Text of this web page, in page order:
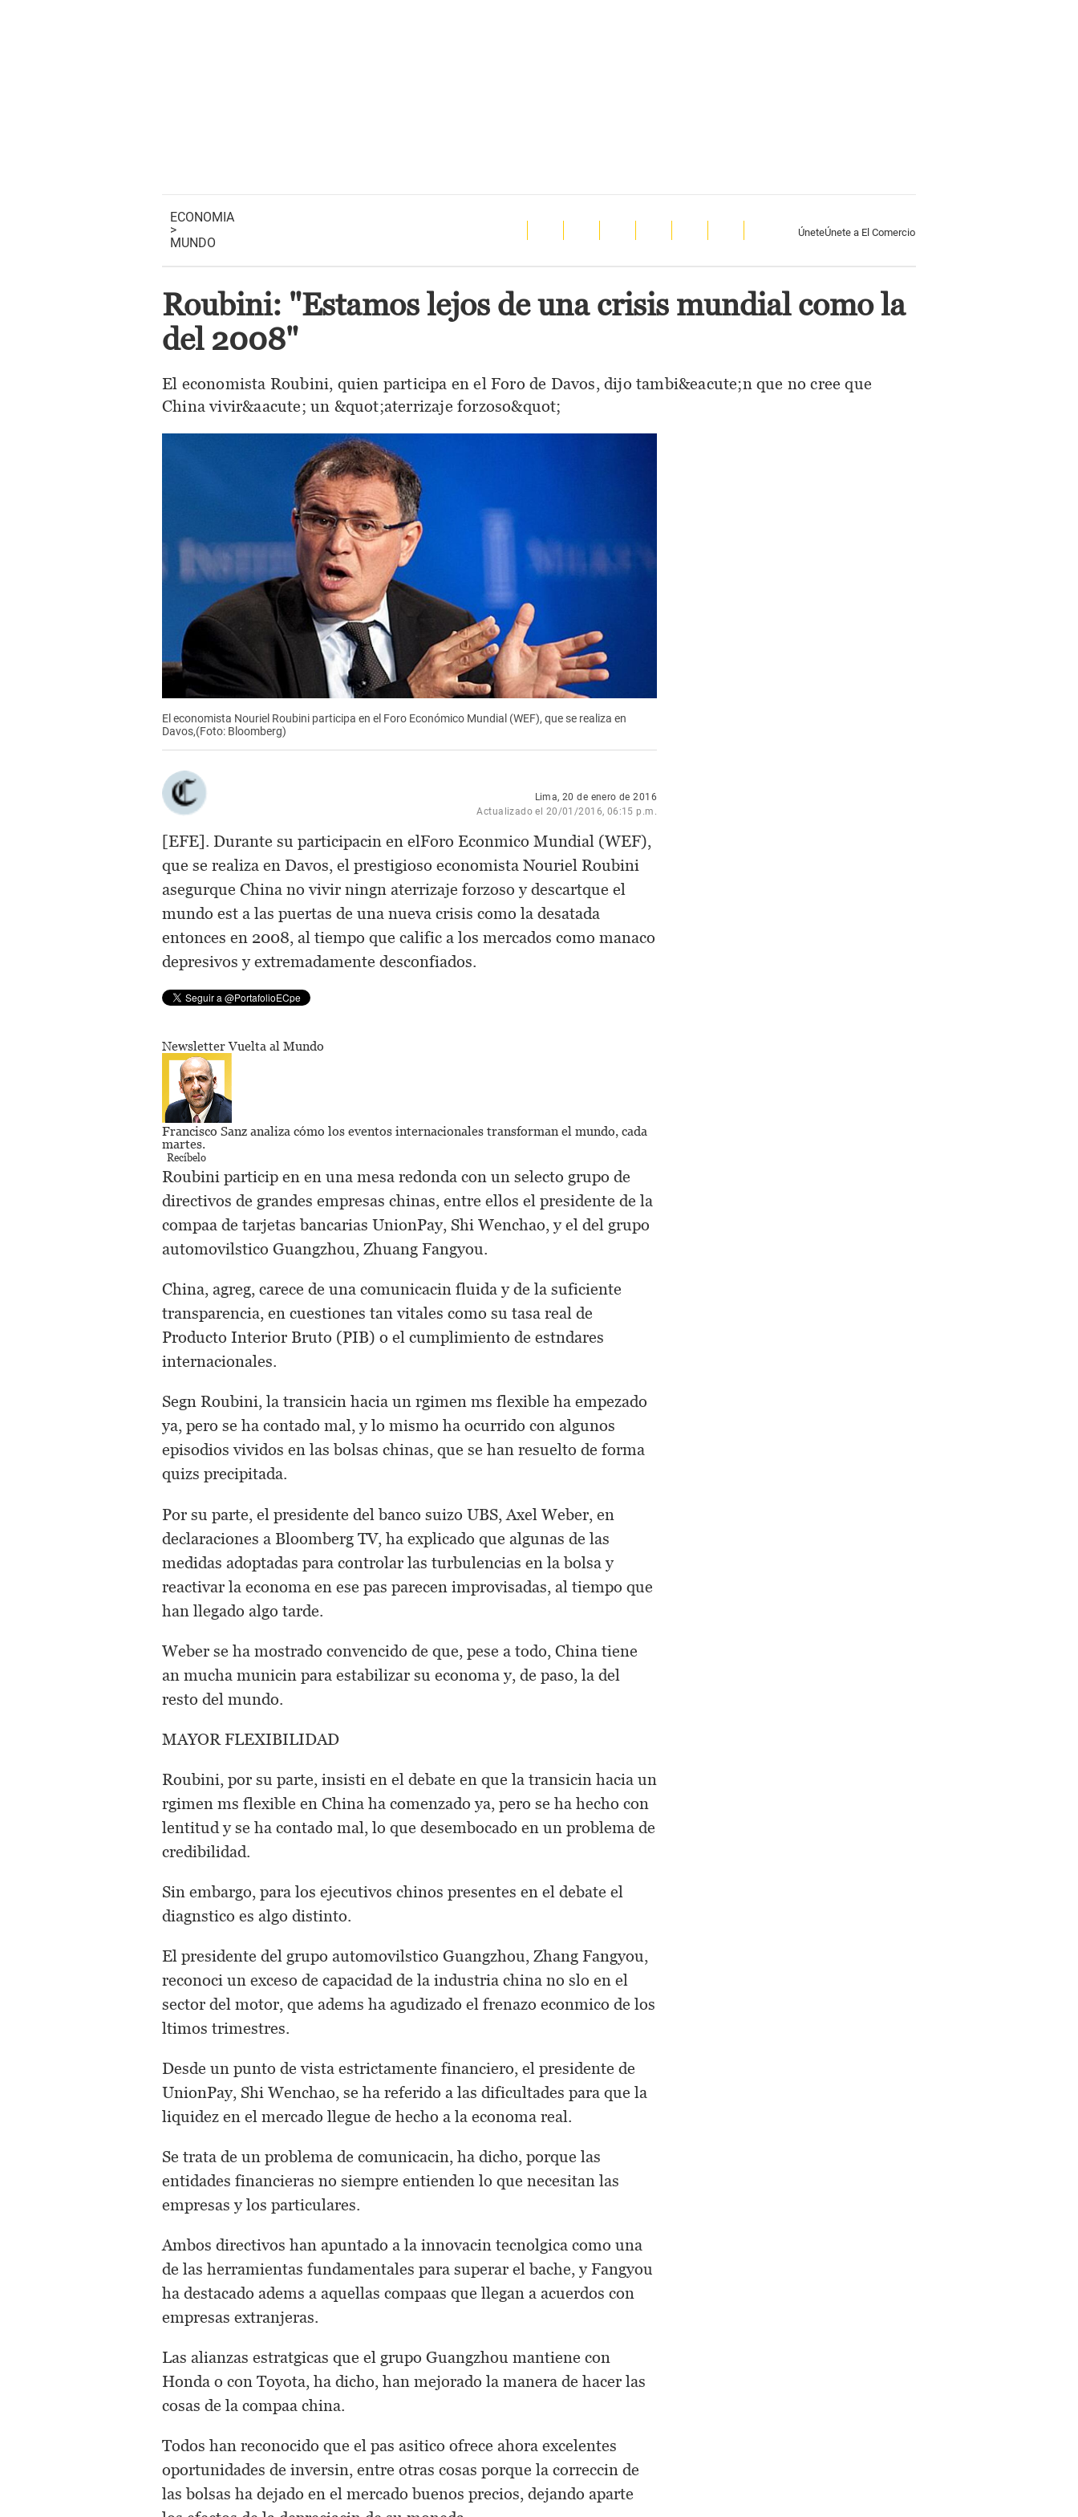
ECONOMIA
>
MUNDO
ÚneteÚnete a El Comercio
Roubini: "Estamos lejos de una crisis mundial como la
del 2008"
El economista Roubini, quien participa en el Foro de Davos, dijo tambi&eacute;n que no cree que
China vivir&aacute; un &quot;aterrizaje forzoso&quot;
El economista Nouriel Roubini participa en el Foro Económico Mundial (WEF), que se realiza en
Davos,(Foto: Bloomberg)
Lima, 20 de enero de 2016
Actualizado el 20/01/2016, 06:15 p.m.
[EFE]. Durante su participacin en elForo Econmico Mundial (WEF),
que se realiza en Davos, el prestigioso economista Nouriel Roubini
asegurque China no vivir ningn aterrizaje forzoso y descartque el
mundo est a las puertas de una nueva crisis como la desatada
entonces en 2008, al tiempo que calific a los mercados como manaco
depresivos y extremadamente desconfiados.
Newsletter Vuelta al Mundo
Francisco Sanz analiza cómo los eventos internacionales transforman el mundo, cada
martes.
Recíbelo
Roubini particip en en una mesa redonda con un selecto grupo de
directivos de grandes empresas chinas, entre ellos el presidente de la
compaa de tarjetas bancarias UnionPay, Shi Wenchao, y el del grupo
automovilstico Guangzhou, Zhuang Fangyou.
China, agreg, carece de una comunicacin fluida y de la suficiente
transparencia, en cuestiones tan vitales como su tasa real de
Producto Interior Bruto (PIB) o el cumplimiento de estndares
internacionales.
Segn Roubini, la transicin hacia un rgimen ms flexible ha empezado
ya, pero se ha contado mal, y lo mismo ha ocurrido con algunos
episodios vividos en las bolsas chinas, que se han resuelto de forma
quizs precipitada.
Por su parte, el presidente del banco suizo UBS, Axel Weber, en
declaraciones a Bloomberg TV, ha explicado que algunas de las
medidas adoptadas para controlar las turbulencias en la bolsa y
reactivar la economa en ese pas parecen improvisadas, al tiempo que
han llegado algo tarde.
Weber se ha mostrado convencido de que, pese a todo, China tiene
an mucha municin para estabilizar su economa y, de paso, la del
resto del mundo.
MAYOR FLEXIBILIDAD
Roubini, por su parte, insisti en el debate en que la transicin hacia un
rgimen ms flexible en China ha comenzado ya, pero se ha hecho con
lentitud y se ha contado mal, lo que desembocado en un problema de
credibilidad.
Sin embargo, para los ejecutivos chinos presentes en el debate el
diagnstico es algo distinto.
El presidente del grupo automovilstico Guangzhou, Zhang Fangyou,
reconoci un exceso de capacidad de la industria china no slo en el
sector del motor, que adems ha agudizado el frenazo econmico de los
ltimos trimestres.
Desde un punto de vista estrictamente financiero, el presidente de
UnionPay, Shi Wenchao, se ha referido a las dificultades para que la
liquidez en el mercado llegue de hecho a la economa real.
Se trata de un problema de comunicacin, ha dicho, porque las
entidades financieras no siempre entienden lo que necesitan las
empresas y los particulares.
Ambos directivos han apuntado a la innovacin tecnolgica como una
de las herramientas fundamentales para superar el bache, y Fangyou
ha destacado adems a aquellas compaas que llegan a acuerdos con
empresas extranjeras.
Las alianzas estratgicas que el grupo Guangzhou mantiene con
Honda o con Toyota, ha dicho, han mejorado la manera de hacer las
cosas de la compaa china.
Todos han reconocido que el pas asitico ofrece ahora excelentes
oportunidades de inversin, entre otras cosas porque la correccin de
las bolsas ha dejado en el mercado buenos precios, dejando aparte